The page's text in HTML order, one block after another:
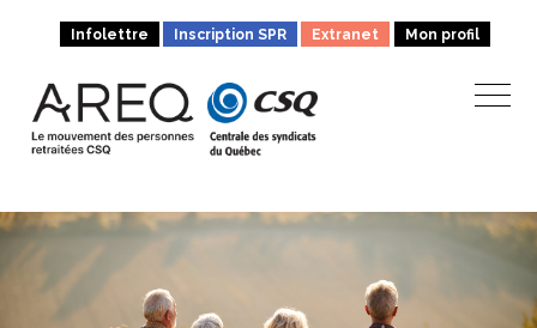
Infolettre Inscription SPR Extranet Mon profil